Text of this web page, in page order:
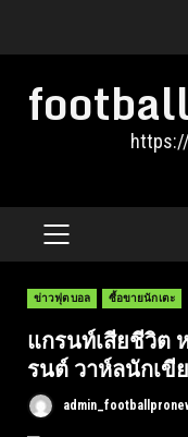
PRIMARY
ข่าวฟุตบอล ซื้อขายนักเตะ
แกรนท์เสียชีวิต
รนต์ วาห์ลนักเขี